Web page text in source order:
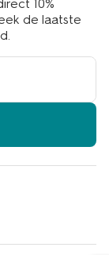
10%
de laatste